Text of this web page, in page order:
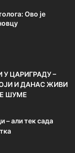
Ово је
У ЦАРИГРАДУ –
И ДАНАС ЖИВИ
ШУМЕ
– али тек сада